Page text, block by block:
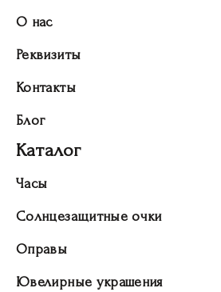
О нас
Реквизиты
Контакты
Блог
Каталог
Часы
Солнцезащитные очки
Оправы
Ювелирные украшения